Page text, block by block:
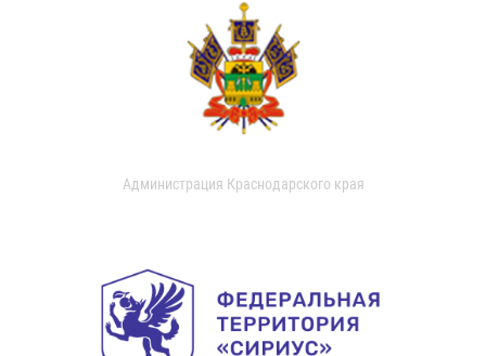
Администрация Краснодарского края